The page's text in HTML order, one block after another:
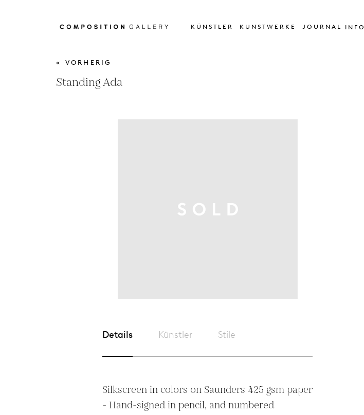
KÜNSTLER KUNSTWERKE JOURNAL INFO
« VORHERIG
Standing Ada
Details Künstler Stile
Silkscreen in colors on Saunders 425 gsm paper
- Hand-signed in pencil, and numbered